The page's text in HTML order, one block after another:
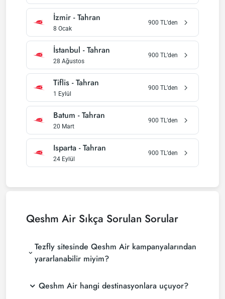
İzmir -Tahran
8 Ocak
900 TL’den
İstanbul -Tahran
28 Ağustos
900 TL’den
Tiflis -Tahran
1 Eylül
900 TL’den
Batum -Tahran
20 Mart
900 TL’den
Isparta -Tahran
24 Eylül
900 TL’den
Qeshm Air Sıkça Sorulan Sorular
Tezfly sitesinde Qeshm Air kampanyalarından
yararlanabilir miyim?
Qeshm Air hangi destinasyonlara uçuyor?